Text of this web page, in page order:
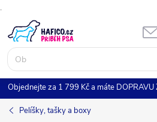
.
na
obsah
Objednejte za 1 799 Kč a máte DOPRAVU
Pelíšky, tašky a boxy